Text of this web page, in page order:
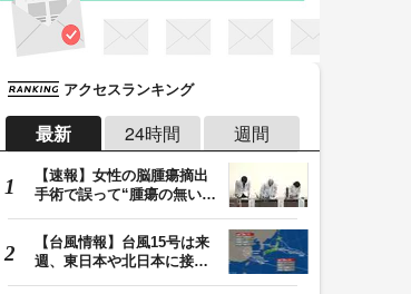
アクセスランキング
最新 24時間 週間
【速報】女性の脳腫瘍摘出
手術で誤って“腫瘍の無い部
【台風情報】台風15号は来
週、東日本や北日本に接近